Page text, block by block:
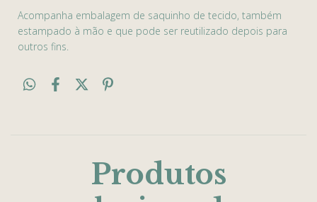
Acompanha embalagem de saquinho de tecido, também
estampado à mão e que pode ser reutilizado depois para
outros fins.
Produtos